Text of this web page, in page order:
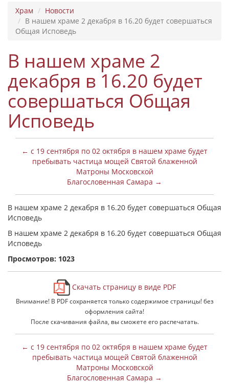
Храм
Новости
В нашем храме 2 декабря в 16.20 будет совершаться
Общая Исповедь
В нашем храме 2
декабря в 16.20 будет
совершаться Общая
Исповедь
← с 19 сентября по 02 октября в нашем храме будет
пребывать частица мощей Святой блаженной
Матроны Московской
Благословенная Самара →
В нашем храме 2 декабря в 16.20 будет совершаться Общая
Исповедь
В нашем храме 2 декабря в 16.20 будет совершаться Общая
Исповедь
Просмотров: 1023
Скачать страницу в виде PDF
Внимание! В PDF сохраняется только содержимое страницы! без
оформления сайта!
После скачивания файла, вы сможете его распечатать.
← с 19 сентября по 02 октября в нашем храме будет
пребывать частица мощей Святой блаженной
Матроны Московской
Благословенная Самара →